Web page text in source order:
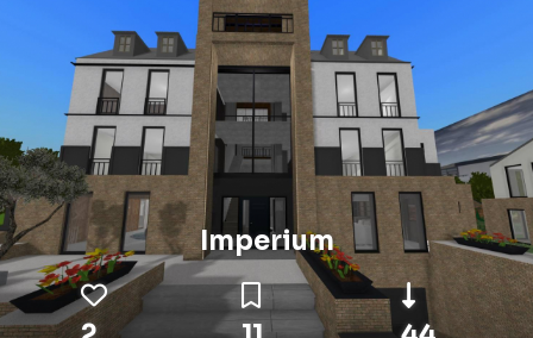
Imperium